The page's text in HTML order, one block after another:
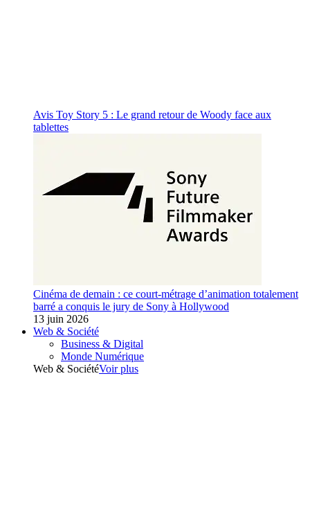
Avis Toy Story 5 : Le grand retour de Woody face aux
tablettes
Cinéma de demain : ce court-métrage d’animation totalement
barré a conquis le jury de Sony à Hollywood
13 juin 2026
Web & Société
Business & Digital
Monde Numérique
Web & SociétéVoir plus